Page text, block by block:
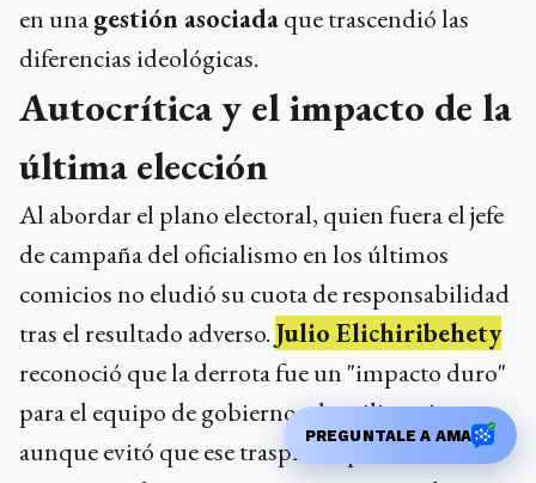
en unagestión asociadaque trascendió las
diferencias ideológicas.
Autocrítica y el impacto de la
última elección
Al abordar el plano electoral, quien fuera el jefe
de campaña del oficialismo en los últimos
comicios no eludió su cuota de responsabilidad
tras el resultado adverso. Julio Elichiribehety
reconoció que la derrota fue un "impacto duro"
para el equipo de gobierno y la militancia,
aunque evitó que ese traspié empañe la
PREGUNTALE A AMA